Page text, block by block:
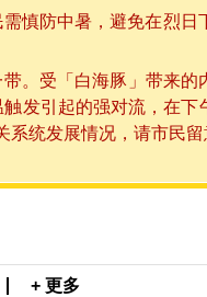
慎防中暑，避免在烈
。受「白海豚」带来
发引起的强对流，在下
统发展情况，请市民
+ 更多